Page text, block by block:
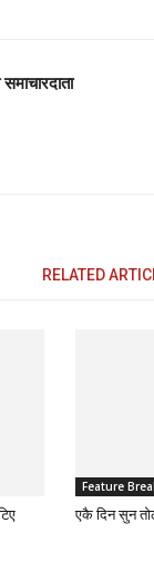
RELATED
Feature
एकै दिन सुन